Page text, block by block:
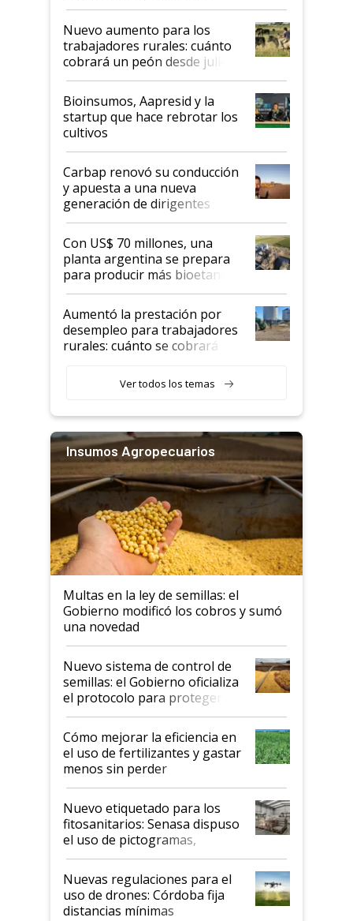
Nuevo aumento para los
trabajadores rurales: cuánto
cobrará un peón desde julio
Bioinsumos, Aapresid y la
startup que hace rebrotar los
cultivos
Carbap renovó su conducción
y apuesta a una nueva
generación de dirigentes
rurales
Con US$ 70 millones, una
planta argentina se prepara
para producir más bioetanol
que nunca
Aumentó la prestación por
desempleo para trabajadores
rurales: cuánto se cobrará
Ver todos los temas
Insumos Agropecuarios
Multas en la ley de semillas: el
Gobierno modificó los cobros y sumó
una novedad
Nuevo sistema de control de
semillas: el Gobierno oficializa
el protocolo para proteger la
propiedad intelectual
Cómo mejorar la eficiencia en
el uso de fertilizantes y gastar
menos sin perder
productividad en la campaña
fina
Nuevo etiquetado para los
fitosanitarios: Senasa dispuso
el uso de pictogramas,
palabras de advertencia e
indicaciones
Nuevas regulaciones para el
uso de drones: Córdoba fija
distancias mínimas